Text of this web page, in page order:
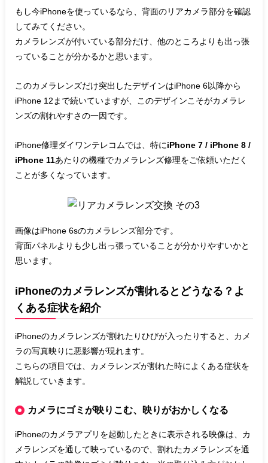
もし今iPhoneを使っているなら、背面のリアカメラ部分を確認
してみてください。
カメラレンズが付いている部分だけ、他のところよりも出っ張
っていることが分かるかと思います。
このカメラレンズだけ突出したデザインはiPhone 6以降から
iPhone 12まで続いていますが、このデザインこそがカメラレ
ンズの割れやすさの一因です。
iPhone修理ダイワンテレコムでは、特にiPhone 7 / iPhone 8 /
iPhone 11あたりの機種でカメラレンズ修理をご依頼いただく
ことが多くなっています。
画像はiPhone 6sのカメラレンズ部分です。
背面パネルよりも少し出っ張っていることが分かりやすいかと
思います。
iPhoneのカメラレンズが割れるとどうなる？よ
くある症状を紹介
iPhoneのカメラレンズが割れたりひびが入ったりすると、カメ
ラの写真映りに悪影響が現れます。
こちらの項目では、カメラレンズが割れた時によくある症状を
解説していきます。
カメラにゴミが映りこむ、映りがおかしくなる
iPhoneのカメラアプリを起動したときに表示される映像は、カ
メラレンズを通して映っているので、割れたカメラレンズを通